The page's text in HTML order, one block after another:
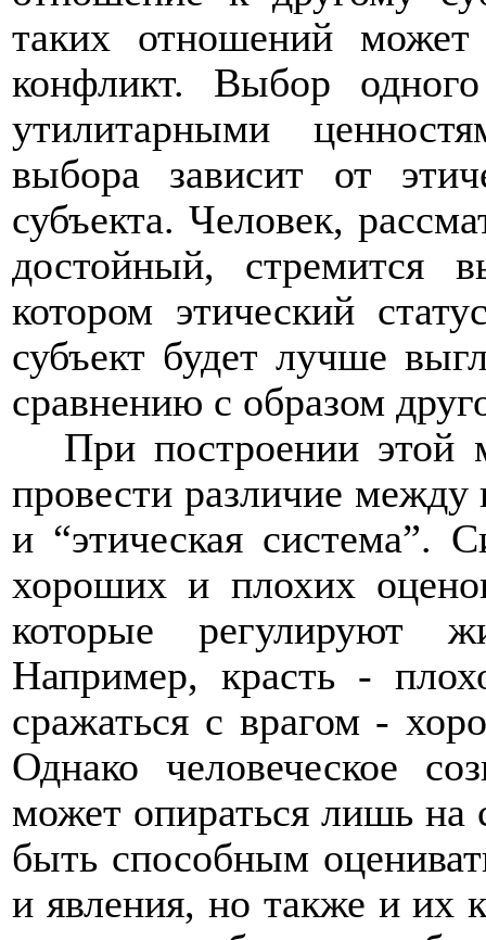
таких отношений
конфликт. Выбор
утилитарными
выбора зависит от
субъекта. Человек,
достойный, стремится
котором этический
субъект будет лучше
сравнению с образом
При построении этой
провести различие между
и “этическая система”.
хороших и плохих
которые регулируют
Например, красть -
сражаться с врагом -
Однако человеческое
может опираться лишь
быть способным
и явления, но также и